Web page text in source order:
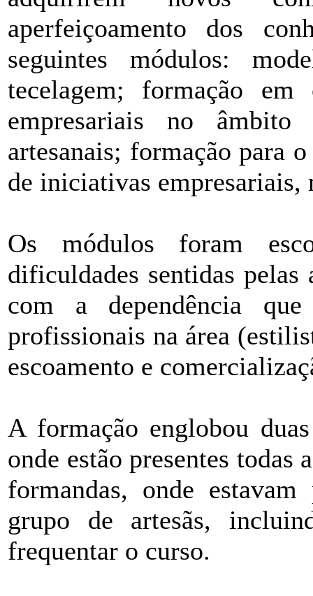
aperfeiçoamento dos
seguintes módulos:
tecelagem; formação
empresariais no
artesanais; formação para
de iniciativas
Os módulos foram
dificuldades sentidas pelas
com a dependência
profissionais na área
escoamento e
A formação englobou
onde estão presentes todas
formandas, onde
grupo de artesãs,
frequentar o curso.